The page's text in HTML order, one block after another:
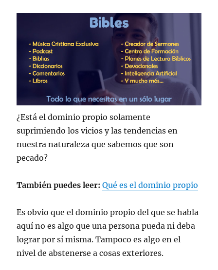
¿Está el dominio propio solamente
suprimiendo los vicios y las tendencias en
nuestra naturaleza que sabemos que son
pecado?
También puedes leer: Qué es el dominio propio
Es obvio que el dominio propio del que se habla
aquí no es algo que una persona pueda ni deba
lograr por sí misma. Tampoco es algo en el
nivel de abstenerse a cosas exteriores.